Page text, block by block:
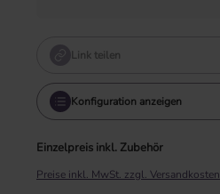
Link teilen
Konfiguration anzeigen
Einzelpreis inkl. Zubehör
Preise inkl. MwSt. zzgl. Versandkosten